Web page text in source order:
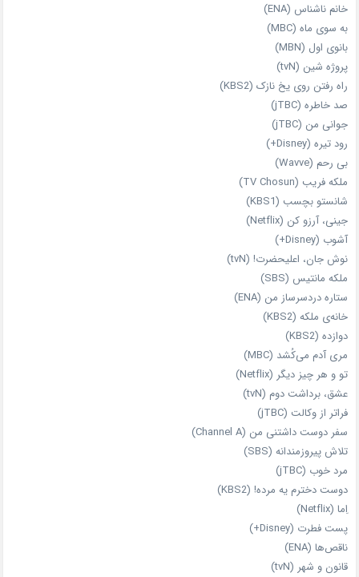
خانم ناشناس (ENA)
به سوی ماه (MBC)
بانوی اول (MBN)
پروژه شین (tvN)
راه رفتن روی یخ نازک (KBS2)
صد خاطره (jTBC)
جوانی من (jTBC)
رود تیره (Disney+)
بی‌ رحم (Wavve)
ملکه فریب (TV Chosun)
شانستو بچسب (KBS1)
جینی، آرزو کن (Netflix)
آشوب (Disney+)
نوش جان، اعلیحضرت! (tvN)
ملکه‌ مانتیس (SBS)
ستاره دردسرساز من (ENA)
خانه‌ی ملکه (KBS2)
دوازده (KBS2)
مری آدم می‌کُشد (MBC)
تو و هر چیز دیگر (Netflix)
عشق، برداشت دوم (tvN)
فراتر از وکالت (jTBC)
سفر دوست‌ داشتنی من (Channel A)
تلاش پیروزمندانه (SBS)
مرد خوب (jTBC)
دوست دخترم یه مرده! (KBS2)
اِما (Netflix)
پست فطرت (Disney+)
ناقص‌ها (ENA)
قانون و شهر (tvN)